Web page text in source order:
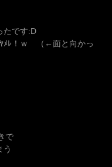
たです:D
ﾔﾒﾚ！ｗ （←面と向かっ
で
う